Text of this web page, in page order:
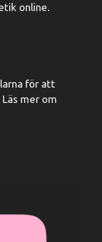
online.
för att
mer om